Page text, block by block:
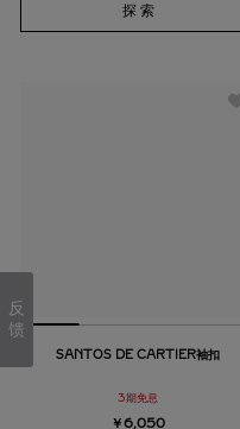
探 索
SANTOS DE CARTIER袖扣
3期免息
￥6,050
反
馈